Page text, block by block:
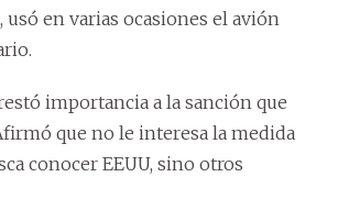
usó en varias ocasiones el avión
importancia a la sanción que
que no le interesa la medida
conocer EEUU, sino otros